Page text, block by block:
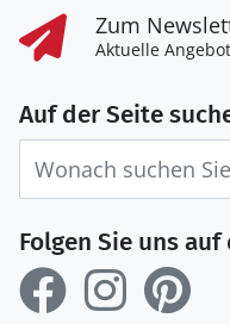
Zum
Aktuelle
Auf der Seite
Folgen Sie uns